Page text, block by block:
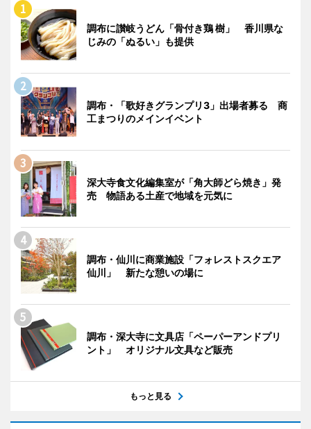
調布に讃岐うどん「骨付き鶏 樹」 香川県な
じみの「ぬるい」も提供
調布・「歌好きグランプリ3」出場者募る 商
工まつりのメインイベント
深大寺食文化編集室が「角大師どら焼き」発
売 物語ある土産で地域を元気に
調布・仙川に商業施設「フォレストスクエア
仙川」 新たな憩いの場に
調布・深大寺に文具店「ペーパーアンドプリ
ント」 オリジナル文具など販売
もっと見る